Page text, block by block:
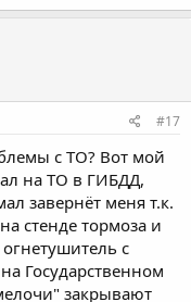
#17
с ТО? Вот мой
на ТО в ГИБДД,
завернёт меня т.к.
стенде тормоза и
с
Государственном
закрывают